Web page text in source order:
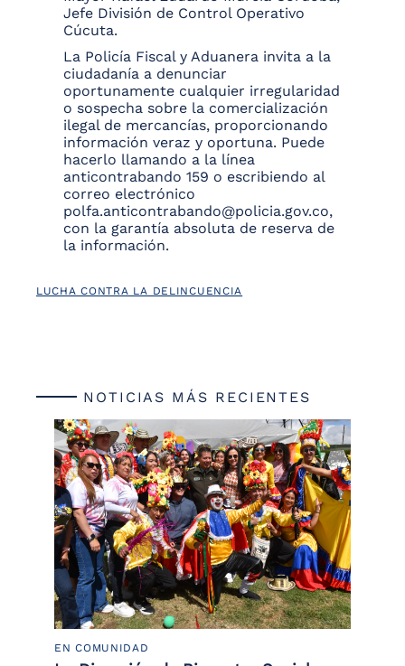
Jefe División de Control Operativo
Cúcuta.
La Policía Fiscal y Aduanera invita a la
ciudadanía a denunciar
oportunamente cualquier irregularidad
o sospecha sobre la comercialización
ilegal de mercancías, proporcionando
información veraz y oportuna. Puede
hacerlo llamando a la línea
anticontrabando 159 o escribiendo al
correo electrónico
polfa.anticontrabando@policia.gov.co,
con la garantía absoluta de reserva de
la información.
LUCHA CONTRA LA DELINCUENCIA
NOTICIAS MÁS RECIENTES
EN COMUNIDAD